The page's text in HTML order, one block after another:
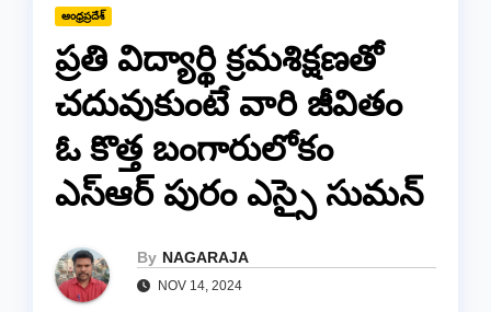
ఆంధ్రప్రదేశ్
ప్రతి విద్యార్థి క్రమశిక్షణతో
చదువుకుంటే వారి జీవితం
ఓ కొత్త బంగారులోకం
ఎస్ఆర్ పురం ఎస్సై సుమన్
By NAGARAJA
NOV 14, 2024